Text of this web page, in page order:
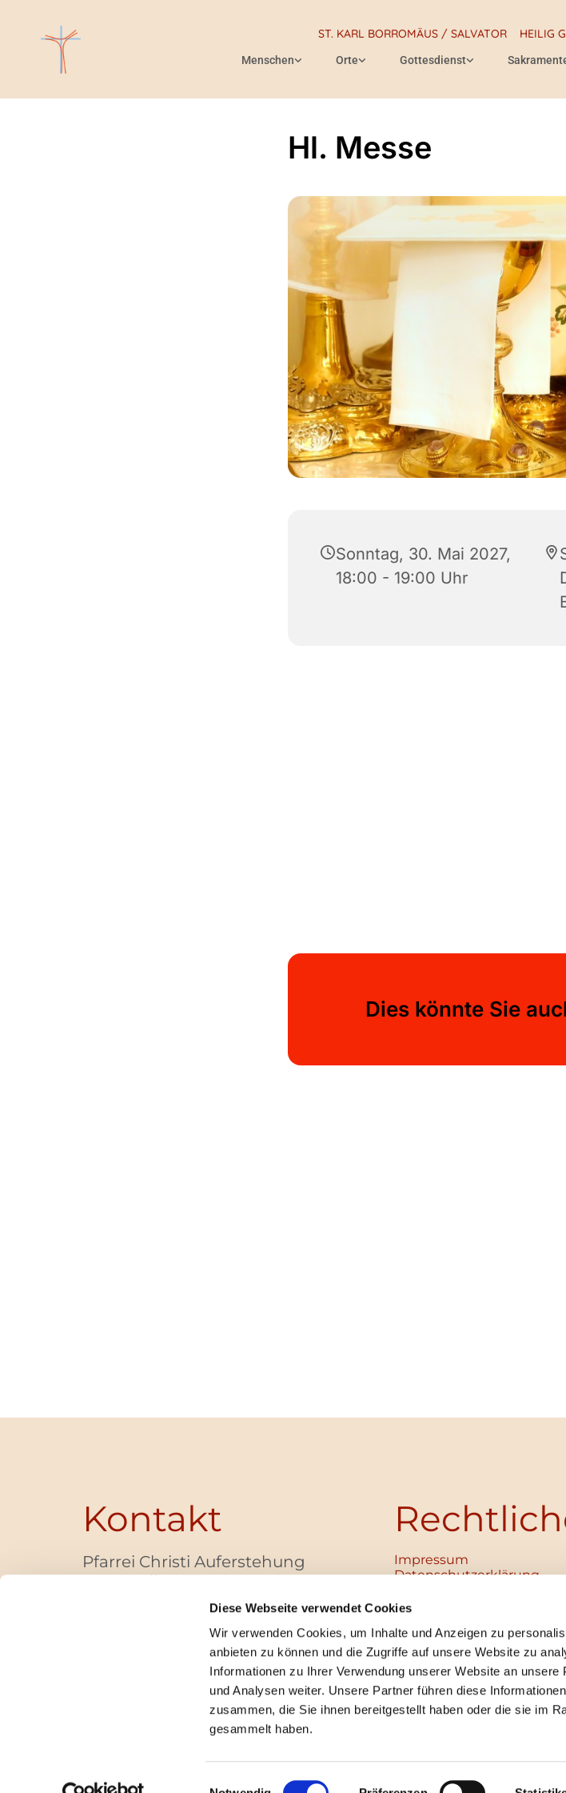
Diese Webseite verwendet Cookies
Wir verwenden Cookies, um Inhalte und Anzeigen zu
anbieten zu können und die Zugriffe auf unsere Website zu
Informationen zu Ihrer Verwendung unserer Website an
und Analysen weiter. Unsere Partner führen diese
zusammen, die Sie ihnen bereitgestellt haben oder die sie im
gesammelt haben.
Einwilligungsauswahl
ST. KARL BORROMÄUS / SALVATOR HEILIG
Menschen Orte Gottesdienst
Hl. Messe
Sonntag, 30. Mai 2027,
18:00 - 19:00 Uhr
Dies könnte Sie
Kontakt
Pfarrei Christi Auferstehung
Bayernallee 28
+49 (0)30 / 30 00 03 -40
pfarrbuero@christi-auferstehung.net
IBAN DE62 3706 0193 6006 9310 04
Impressum
Datenschutz­erklärung
Institutionelles
Unabhängige
Digitales
Impressum